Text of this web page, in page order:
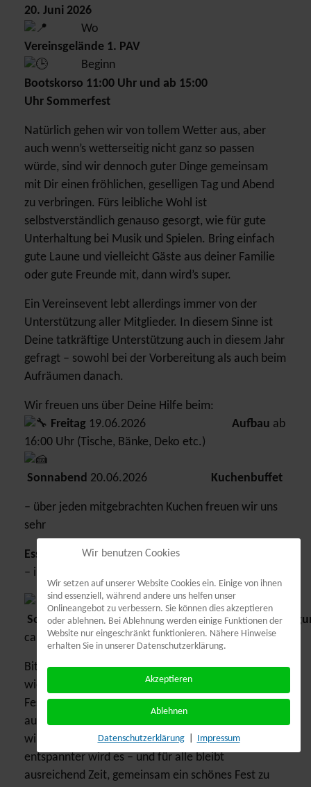
20. Juni 2026
Wo
Vereinsgelände 1. PAV
Beginn
Bootskorso 11:00 Uhr und ab 15:00
Uhr Sommerfest
Natürlich gehen wir von tollem Wetter aus, aber
auch wenn’s wetterseitig nicht ganz so passen
würde, sind wir dennoch guter Dinge gemeinsam
mit Dir einen fröhlichen, geselligen Tag und Abend
zu verbringen. Fürs leibliche Wohl ist
selbstverständlich genauso gesorgt, wie für gute
Unterhaltung bei Musik und Spielen. Bring einfach
gute Laune und vielleicht Gäste aus deiner Familie
oder gute Freunde mit, dann wird’s super.
Ein Vereinsevent lebt allerdings immer von der
Unterstützung aller Mitglieder. In diesem Sinne ist
Deine tatkräftige Unterstützung auch in diesem Jahr
gefragt – sowohl bei der Vorbereitung als auch beim
Aufräumen danach.
Wir freuen uns über Deine Hilfe beim:
Freitag 19.06.2026Aufbau ab
16:00 Uhr (Tische, Bänke, Deko etc.)
Sonnabend 20.06.2026 Kuchenbuffet
– über jeden mitgebrachten Kuchen freuen wir uns
sehr
Essens- und Getränkeausschank
– in Schichten von je 1 Stunde
Sonntag21.06.2026Abbauund
ca. 10:00 Uhr
Bitte überleg, wann es bei Dir am besten passt und
wie Du aktiv am Erfolg unseres gemeinsamen
Festes mitwirken kannst. Selbstverständlich sind
auch weitere Ideen oder Vorschläge immer
willkommen. Also je mehr mithelfen, umso
entspannter wird es – und für alle bleibt
ausreichend Zeit, gemeinsam ein schönes Fest zu
Wir benutzen Cookies
Wir setzen auf unserer Website Cookies ein. Einige von ihnen
sind essenziell, während andere uns helfen unser
Onlineangebot zu verbessern. Sie können dies akzeptieren
oder ablehnen. Bei Ablehnung werden einige Funktionen der
Website nur eingeschränkt funktionieren. Nähere Hinweise
erhalten Sie in unserer Datenschutzerklärung.
Akzeptieren
Ablehnen
Datenschutzerklärung Impressum